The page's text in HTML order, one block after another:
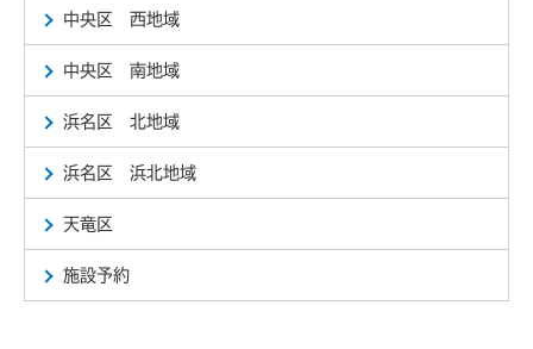
中央区 西地域
中央区 南地域
浜名区 北地域
浜名区 浜北地域
天竜区
施設予約